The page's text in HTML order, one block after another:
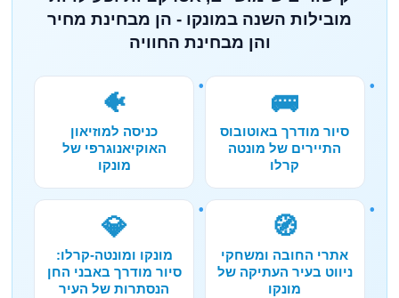
מובילות השנה במונקו - הן מבחינת מחיר
והן מבחינת החוויה
🚌
סיור מודרך באוטובוס
התיירים של מונטה
קרלו
🐠
כניסה למוזיאון
האוקיאנוגרפי של
מונקו
🧭
אתרי החובה ומשחקי
ניווט בעיר העתיקה של
מונקו
💎
מונקו ומונטה-קרלו:
סיור מודרך באבני החן
הנסתרות של העיר